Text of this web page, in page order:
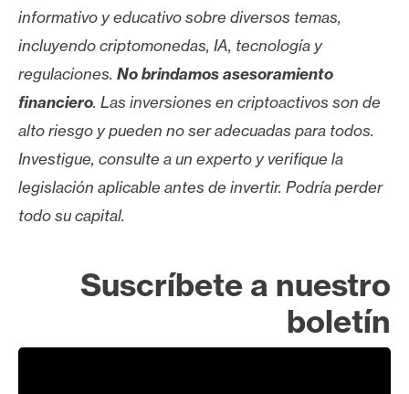
informativo y educativo sobre diversos temas,
incluyendo criptomonedas, IA, tecnología y
regulaciones. No brindamos asesoramiento
financiero. Las inversiones en criptoactivos son de
alto riesgo y pueden no ser adecuadas para todos.
Investigue, consulte a un experto y verifique la
legislación aplicable antes de invertir. Podría perder
todo su capital.
Suscríbete a nuestro
boletín